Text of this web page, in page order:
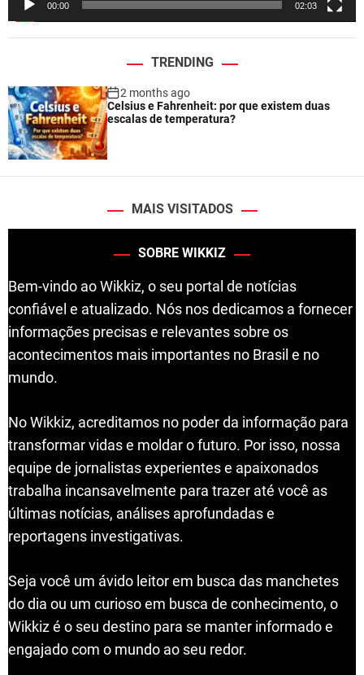
00:00 02:03
TRENDING
2 months ago
Celsius e Fahrenheit: por que existem duas
escalas de temperatura?
MAIS VISITADOS
SOBRE WIKKIZ
Bem-vindo ao Wikkiz, o seu portal de notícias
confiável e atualizado. Nós nos dedicamos a fornecer
informações precisas e relevantes sobre os
acontecimentos mais importantes no Brasil e no
mundo.
No Wikkiz, acreditamos no poder da informação para
transformar vidas e moldar o futuro. Por isso, nossa
equipe de jornalistas experientes e apaixonados
trabalha incansavelmente para trazer até você as
últimas notícias, análises aprofundadas e
reportagens investigativas.
Seja você um ávido leitor em busca das manchetes
do dia ou um curioso em busca de conhecimento, o
Wikkiz é o seu destino para se manter informado e
engajado com o mundo ao seu redor.